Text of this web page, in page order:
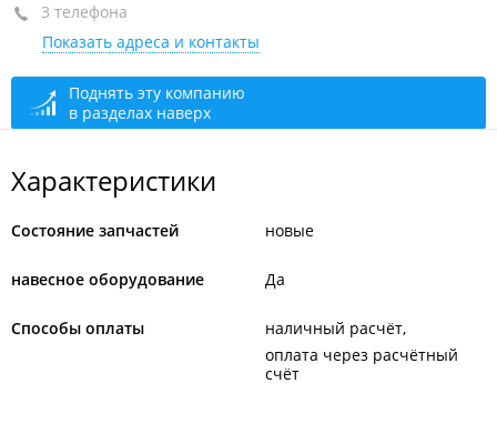
1-й этаж
+7 914 707-76-14
+7 (423) 277-76-14
+7 914 723-44-83
3 телефона
Показать адреса и контакты
Поднять эту компанию
в разделах наверх
Характеристики
Состояние запчастей новые
навесное оборудование Да
Способы оплаты
наличный расчёт
оплата через расчётный
счёт